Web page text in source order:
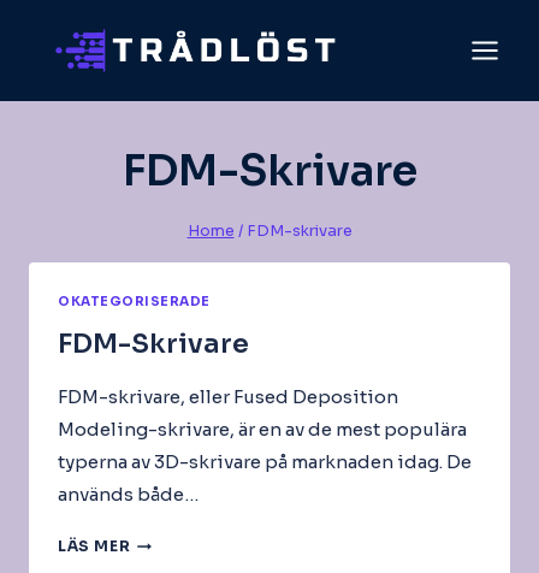
FDM-Skrivare
Home / FDM-skrivare
OKATEGORISERADE
FDM-Skrivare
FDM-skrivare, eller Fused Deposition
Modeling-skrivare, är en av de mest populära
typerna av 3D-skrivare på marknaden idag. De
används både…
LÄS MER FDM-